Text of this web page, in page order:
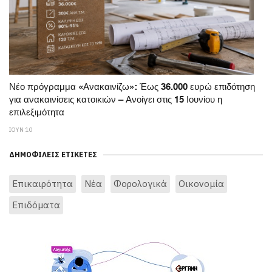
Νέο πρόγραμμα «Ανακαινίζω»: Έως 36.000 ευρώ επιδότηση
για ανακαινίσεις κατοικιών – Ανοίγει στις 15 Ιουνίου η
επιλεξιμότητα
ΙΟΥΝ 10
ΔΗΜΟΦΙΛΕΊΣ ΕΤΙΚΈΤΕΣ
Επικαιρότητα Νέα Φορολογικά
Οικονομία
Επιδόματα